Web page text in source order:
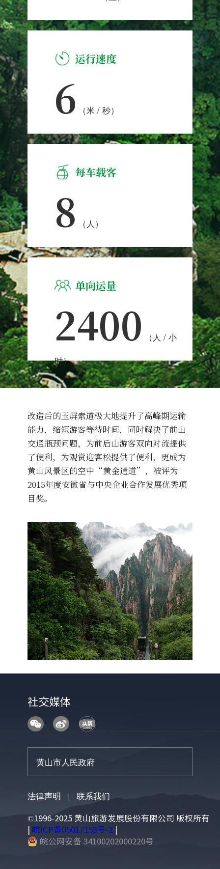
运行速度
6 （米 / 秒）
每车载客
8 （人）
单向运量
2400
（人 / 小
时）
改造后的玉屏索道极大地提升了高峰期运输
能力，缩短游客等待时间，同时解决了前山
交通瓶颈问题，为前后山游客双向对流提供
了便利，为观赏迎客松提供了便利，更成为
黄山风景区的空中“黄金通道”，被评为
2015年度安徽省与中央企业合作发展优秀项
目奖。
社交媒体
法律声明 | 联系我们
©1996-2025 黄山旅游发展股份有限公司 版权所有
皖ICP备05017153号-2
皖公网安备 34100202000220号